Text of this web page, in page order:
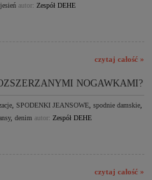
autor: Zespół DEHE
czytaj całość »
NOGAWKAMI?
SPODENKI JEANSOWE spodnie damskie
, denim autor: Zespół DEHE
czytaj całość »